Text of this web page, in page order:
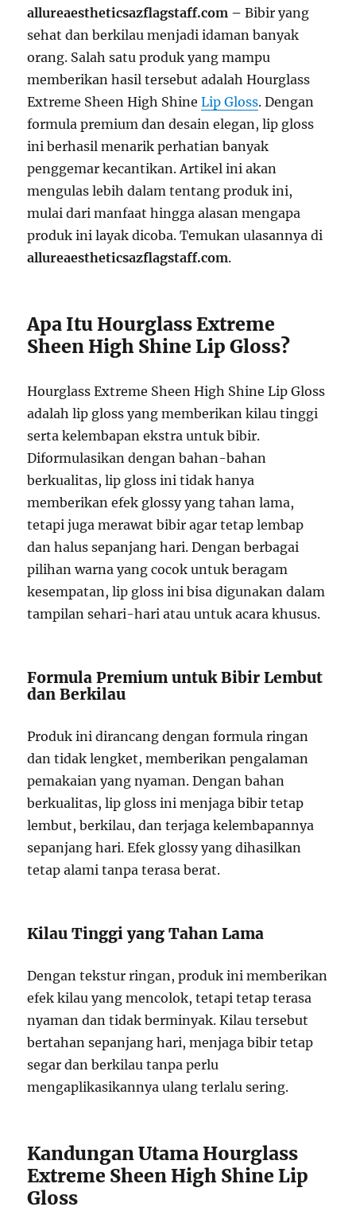
allureaestheticsazflagstaff.com –Bibir yang
sehat dan berkilau menjadi idaman banyak
orang. Salah satu produk yang mampu
memberikan hasil tersebut adalah Hourglass
Extreme Sheen High ShineLip Gloss. Dengan
formula premium dan desain elegan, lip gloss
ini berhasil menarik perhatian banyak
penggemar kecantikan. Artikel ini akan
mengulas lebih dalam tentang produk ini,
mulai dari manfaat hingga alasan mengapa
produk ini layak dicoba. Temukan ulasannya di
allureaestheticsazflagstaff.com.
Apa Itu Hourglass Extreme
Sheen High Shine Lip Gloss?
Hourglass Extreme Sheen High Shine Lip Gloss
adalah lip gloss yang memberikan kilau tinggi
serta kelembapan ekstra untuk bibir.
Diformulasikan dengan bahan-bahan
berkualitas, lip gloss ini tidak hanya
memberikan efek glossy yang tahan lama,
tetapi juga merawat bibir agar tetap lembap
dan halus sepanjang hari. Dengan berbagai
pilihan warna yang cocok untuk beragam
kesempatan, lip gloss ini bisa digunakan dalam
tampilan sehari-hari atau untuk acara khusus.
Formula Premium untuk Bibir Lembut
dan Berkilau
Produk ini dirancang dengan formula ringan
dan tidak lengket, memberikan pengalaman
pemakaian yang nyaman. Dengan bahan
berkualitas, lip gloss ini menjaga bibir tetap
lembut, berkilau, dan terjaga kelembapannya
sepanjang hari. Efek glossy yang dihasilkan
tetap alami tanpa terasa berat.
Kilau Tinggi yang Tahan Lama
Dengan tekstur ringan, produk ini memberikan
efek kilau yang mencolok, tetapi tetap terasa
nyaman dan tidak berminyak. Kilau tersebut
bertahan sepanjang hari, menjaga bibir tetap
segar dan berkilau tanpa perlu
mengaplikasikannya ulang terlalu sering.
Kandungan Utama Hourglass
Extreme Sheen High Shine Lip
Gloss